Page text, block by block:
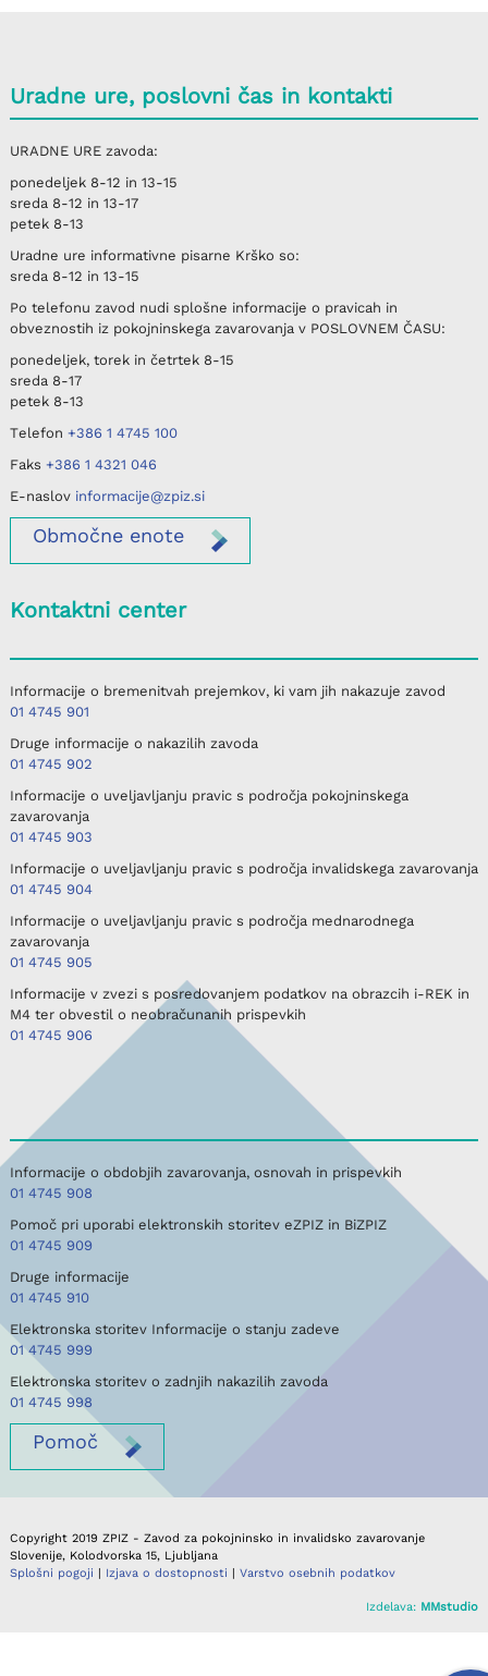
Uradne ure, poslovni čas in kontakti
URADNE UREzavoda:
ponedeljek8-12 in 13-15
sreda 8-12 in 13-17
petek8-13
Uradne ure informativne pisarne Krško so:
sreda 8-12 in 13-15
Po telefonu zavod nudi splošne informacije o pravicah in
obveznostih iz pokojninskega zavarovanja v POSLOVNEM ČASU:
ponedeljek, torek in četrtek8-15
sreda 8-17
petek8-13
Telefon +386 1 4745 100
Faks +386 1 4321 046
E-naslov informacije@zpiz.si
Območneenote
Kontaktni center
Informacije o bremenitvah prejemkov, ki vam jih nakazuje zavod
01 4745 901
Druge informacije o nakazilih zavoda
01 4745 902
Informacije o uveljavljanju pravic s področja pokojninskega
zavarovanja
01 4745 903
Informacije o uveljavljanju pravic s področja invalidskega zavarovanja
01 4745 904
Informacije o uveljavljanju pravic s področja mednarodnega
zavarovanja
01 4745 905
Informacije v zvezi s posredovanjem podatkov na obrazcih i-REK in
M4 ter obvestil o neobračunanih prispevkih
01 4745 906
Informacije o obdobjih zavarovanja, osnovah in prispevkih
01 4745 908
Pomoč pri uporabi elektronskih storitev eZPIZ in BiZPIZ
01 4745 909
Druge informacije
01 4745 910
Elektronska storitev Informacije o stanju zadeve
01 4745 999
Elektronska storitev o zadnjih nakazilih zavoda
01 4745 998
Pomoč
Copyright 2019 ZPIZ - Zavod za pokojninsko in invalidsko zavarovanje
Slovenije, Kolodvorska 15, Ljubljana
Splošni pogoji | Izjava o dostopnosti | Varstvo osebnih podatkov
Izdelava: MMstudio